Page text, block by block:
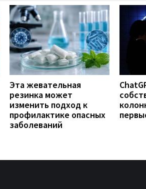
Эта жевательная
резинка может
изменить подход к
профилактике опасных
заболеваний